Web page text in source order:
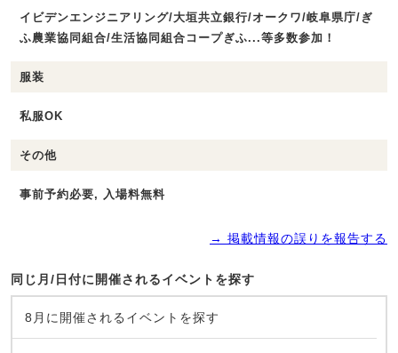
イビデンエンジニアリング/大垣共立銀行/オークワ/岐阜県庁/ぎ
ふ農業協同組合/生活協同組合コープぎふ...等多数参加！
服装
私服OK
その他
事前予約必要, 入場料無料
→ 掲載情報の誤りを報告する
同じ月/日付に開催されるイベントを探す
8月に開催されるイベントを探す